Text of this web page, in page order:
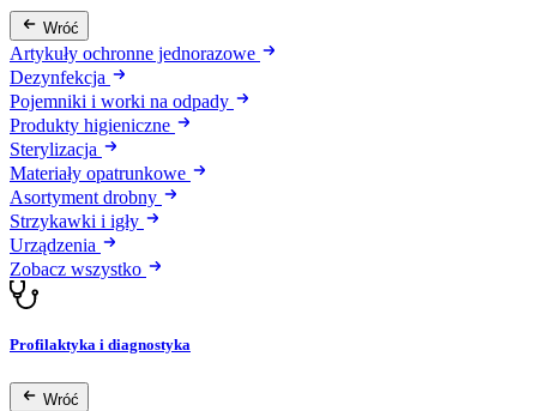
Wróć
Artykuły ochronne jednorazowe
Dezynfekcja
Pojemniki i worki na odpady
Produkty higieniczne
Sterylizacja
Materiały opatrunkowe
Asortyment drobny
Strzykawki i igły
Urządzenia
Zobacz wszystko
Profilaktyka i diagnostyka
Wróć